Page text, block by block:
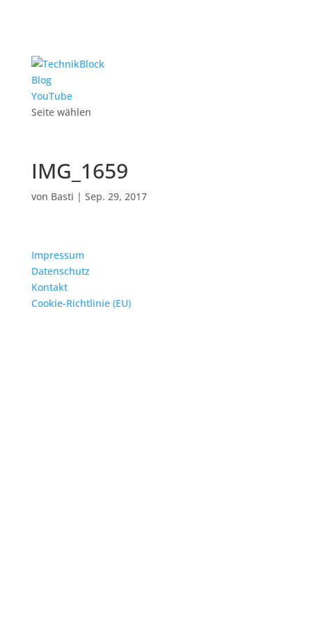
Blog
YouTube
Seite wählen
IMG_1659
von Basti | Sep. 29, 2017
Impressum
Datenschutz
Kontakt
Cookie-Richtlinie (EU)